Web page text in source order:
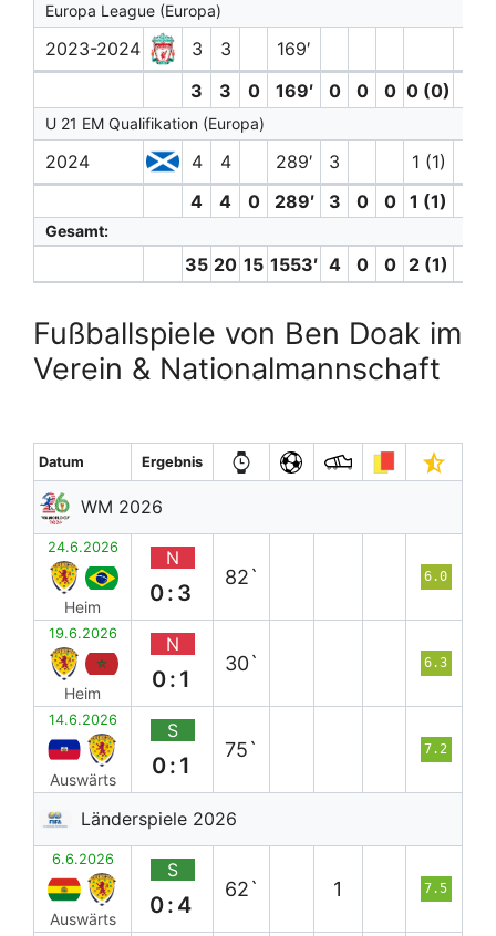
Europa League (Europa)
2023-2024 3 3
169′
3
3 0 169′ 0 0 0 0 (0)
U 21 EM Qualifikation (Europa)
2024 4 4 289′ 3 1 (1)
4
4 0 289′ 3 0 0 1 (1)
Gesamt:
35 20 15 1553′ 4 0 0 2 (1)
Fußballspiele von Ben Doak im
Verein & Nationalmannschaft
Datum Ergebnis
WM 2026
24.6.2026
Heim
N
0:3
82` 6.0
19.6.2026
Heim
N
0:1
30` 6.3
14.6.2026
Auswärts
S
0:1
75` 7.2
Länderspiele 2026
6.6.2026
Auswärts
S
0:4
62` 1 7.5